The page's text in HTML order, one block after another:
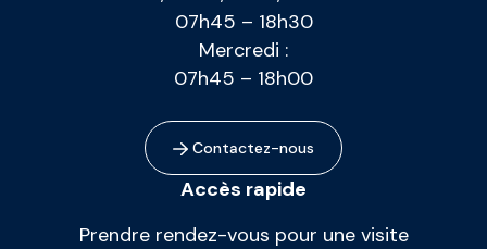
07h45 – 18h30
Mercredi :
07h45 – 18h00
Contactez-nous
Accès rapide
Prendre rendez-vous pour une visite